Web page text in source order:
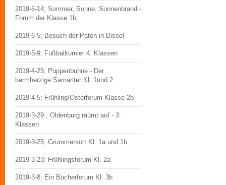
2019-6-14; Sommer, Sonne, Sonnenbrand -
Forum der Klasse 1b
2019-6-5; Besuch der Paten in Bissel
2019-5-9; Fußballturnier 4. Klassen
2019-4-25; Puppenbühne - Der
barmherzige Samariter Kl. 1und 2
2019-4-5; Frühling/Osterforum Klasse 2b
2019-3-29 ; Oldenburg räümt auf - 3.
Klassen
2019-3-25; Grummersort Kl. 1a und 1b
2019-3-23: Frühlingsforum Kl. 2a
2019-3-8; Ein Bücherforum Kl. 3b